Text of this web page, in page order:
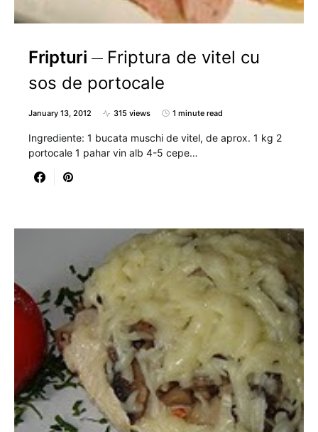
Fripturi
Friptura de vitel cu
sos de portocale
January 13, 2012 315 views 1 minute read
Ingrediente: 1 bucata muschi de vitel, de aprox. 1 kg 2
portocale 1 pahar vin alb 4-5 cepe…